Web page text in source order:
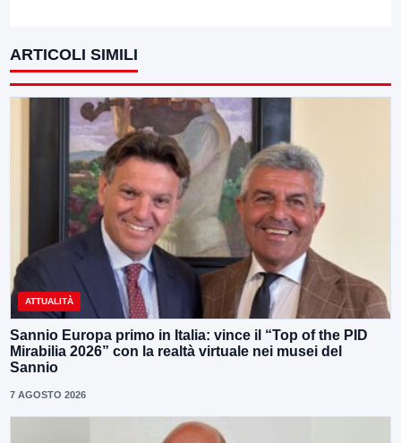
ARTICOLI SIMILI
ATTUALITÀ
Sannio Europa primo in Italia: vince il “Top of the PID
Mirabilia 2026” con la realtà virtuale nei musei del
Sannio
7 AGOSTO 2026